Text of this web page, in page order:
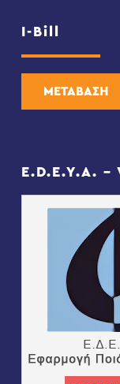
I-Bill
ΜΕΤΑΒΑΣΗ
E.D.E.Y.A.